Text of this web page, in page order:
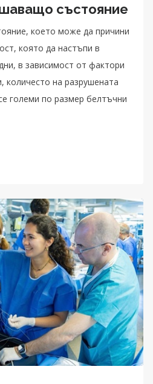
състояние
което може да причини
която да настъпи в
в зависимост от фактори
количесто на разрушената
големи по размер белтъчни